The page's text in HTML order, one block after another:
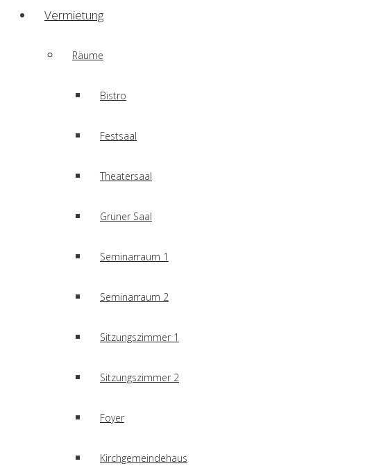
Vermietung
Räume
Bistro
Festsaal
Theatersaal
Grüner Saal
Seminarraum 1
Seminarraum 2
Sitzungszimmer 1
Sitzungszimmer 2
Foyer
Kirchgemeindehaus